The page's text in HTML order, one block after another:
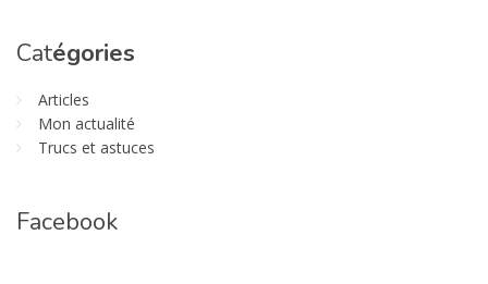
Catégories
Articles
Mon actualité
Trucs et astuces
Facebook